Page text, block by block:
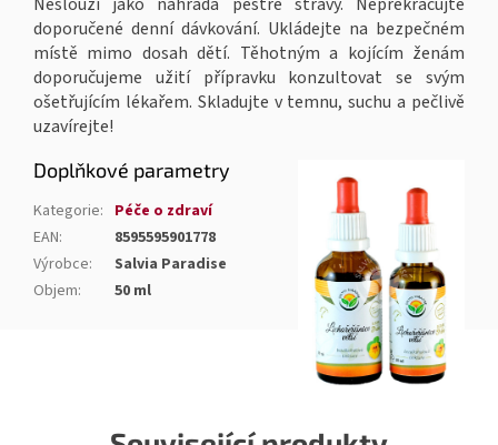
Neslouží jako náhrada pestré stravy. Nepřekračujte
doporučené denní dávkování. Ukládejte na bezpečném
místě mimo dosah dětí. Těhotným a kojícím ženám
doporučujeme užití přípravku konzultovat se svým
ošetřujícím lékařem. Skladujte v temnu, suchu a pečlivě
uzavírejte!
Doplňkové parametry
Kategorie: Péče o zdraví
EAN:
8595595901778
Výrobce:
Salvia Paradise
Objem: 50 ml